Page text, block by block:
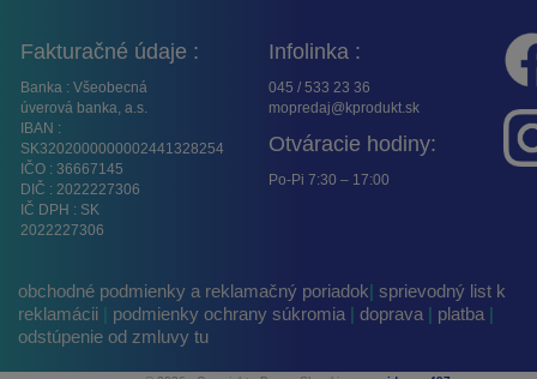
Fakturačné údaje :
Banka : Všeobecná
úverová banka, a.s.
IBAN :
SK3202000000002441328254
IČO : 36667145
DIČ : 2022227306
IČ DPH : SK
2022227306
Infolinka :
045 / 533 23 36
mopredaj@kprodukt.sk
Otváracie hodiny:
Po-Pi 7:30 – 17:00
obchodné podmienky a reklamačný poriadok| sprievodný list k
reklamácii
podmienky ochrany súkromia | doprava | platba |
odstúpenie od zmluvy tu